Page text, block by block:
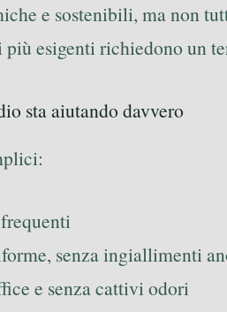
e sostenibili, ma non
esigenti richiedono un
sta aiutando davvero
senza ingiallimenti
e senza cattivi odori